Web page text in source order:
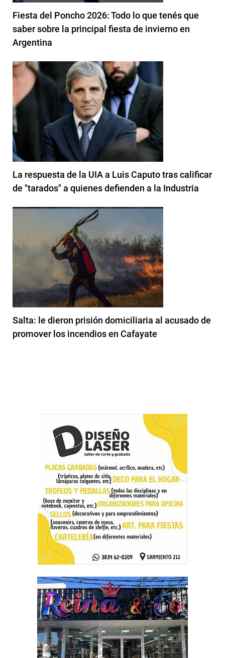
Fiesta del Poncho 2026: Todo lo que tenés que
saber sobre la principal fiesta de invierno en
Argentina
La respuesta de la UIA a Luis Caputo tras calificar
de "tarados" a quienes defienden a la Industria
Salta: le dieron prisión domiciliaria al acusado de
promover los incendios en Cafayate